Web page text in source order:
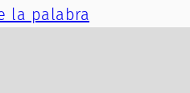
la palabra